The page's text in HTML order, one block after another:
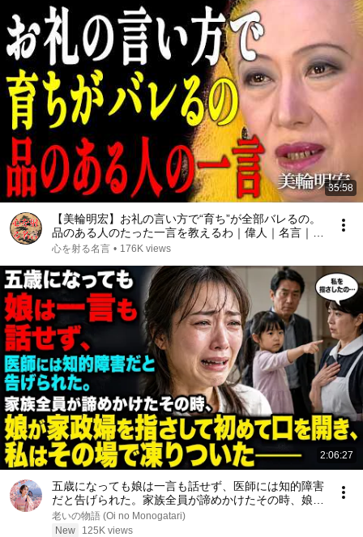
35:58
【美輪明宏】お礼の言い方で“育ち”が全部バレるの。
品のある人のたった一言を教えるわ｜偉人｜名言｜言
葉の力｜人生哲学｜
心を射る名言 • 176K views
2:06:27
五歳になっても娘は一言も話せず、医師には知的障害
だと告げられた。家族全員が諦めかけたその時、娘が
家政婦を指さして初めて口を開き、私はその場で凍り
ついた――
老いの物語 (Oi no Monogatari)
New
125K views